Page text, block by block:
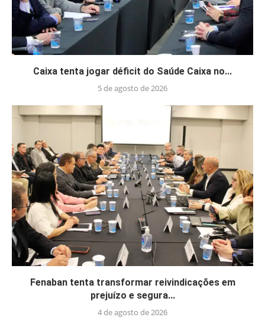
Caixa tenta jogar déficit do Saúde Caixa no...
5 de agosto de 2026
Fenaban tenta transformar reivindicações em
prejuízo e segura...
4 de agosto de 2026